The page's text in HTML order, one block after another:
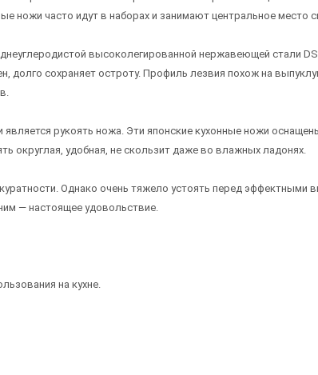
ножи часто идут в наборах и занимают центральное
высоколегированной нержавеющей стали
долго сохраняет остроту. Профиль лезвия похож на
рукоять ножа. Эти японские кухонные ножи
округлая, удобная, не скользит даже во влажных ладонях.
Однако очень тяжело устоять перед
— настоящее удовольствие.
на кухне.